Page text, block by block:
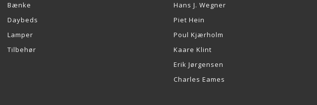
Bænke
Daybeds
Lamper
Tilbehør
Hans J. Wegner
Piet Hein
Poul Kjærholm
Kaare Klint
Erik Jørgensen
Charles Eames